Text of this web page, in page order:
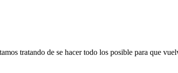
tratando de se hacer todo los posible para que